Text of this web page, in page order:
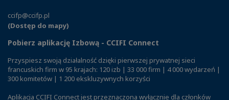
ccifp@ccifp.pl
(Dostęp do mapy)
Pobierz aplikację Izbową - CCIFI Connect
Przyspiesz swoją działalność dzięki pierwszej prywatnej sieci
francuskich firm w 95 krajach: 120 izb | 33 000 firm | 4 000 wydarzeń |
300 komitetów | 1 200 ekskluzywnych korzyści
Aplikacja CCIFI Connect jest przeznaczona wyłącznie dla członków